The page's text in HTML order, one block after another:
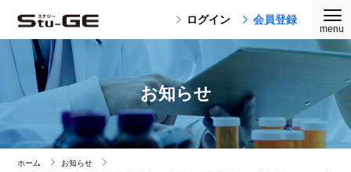
ログイン 会員登録
お知らせ
ホーム
お知らせ